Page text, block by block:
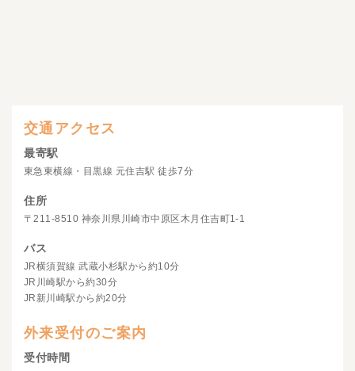
交通アクセス
最寄駅
東急東横線・目黒線 元住吉駅 徒歩7分
住所
〒211-8510 神奈川県川崎市中原区木月住吉町1-1
バス
JR横須賀線 武蔵小杉駅から約10分
JR川崎駅から約30分
JR新川崎駅から約20分
外来受付のご案内
受付時間